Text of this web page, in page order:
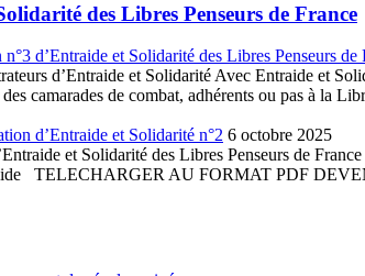
des Libres Penseurs de France
d’Entraide et Solidarité des Libres Penseurs de
d’Entraide et Solidarité Avec Entraide et
des camarades de combat, adhérents ou pas à la
d’Entraide et Solidarité n°2 6 octobre 2025
et Solidarité des Libres Penseurs de
TELECHARGER AU FORMAT PDF